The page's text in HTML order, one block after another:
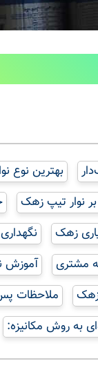
بهترین نوع
نوار تیپ زهک
زهک
مشتری
آموزش
زهک
ملاحظات
به روش مکانیزه: